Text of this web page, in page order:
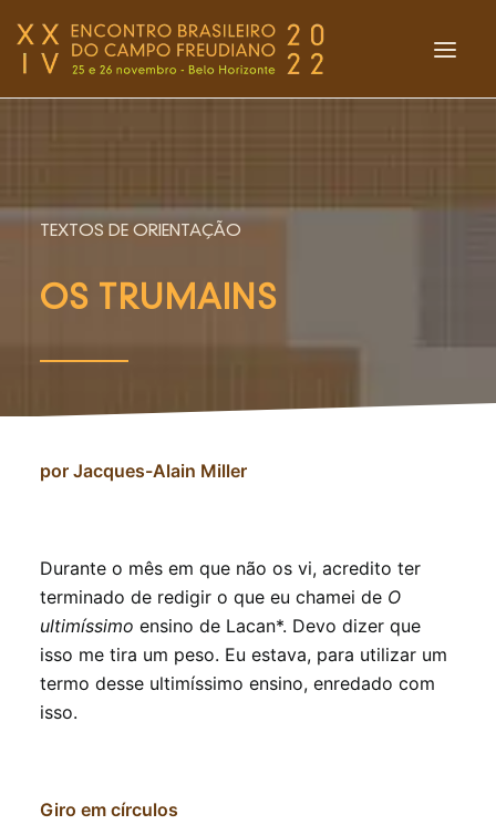
EVENTOS DAS REDES
LIVRARIA
TEXTOS DE ORIENTAÇÃO
OS TRUMAINS
por Jacques-Alain Miller
Durante o mês em que não os vi, acredito ter
terminado de redigir o que eu chamei de O
ultimíssimo ensino de Lacan*. Devo dizer que
isso me tira um peso. Eu estava, para utilizar um
termo desse ultimíssimo ensino, enredado com
isso.
Giro em círculos